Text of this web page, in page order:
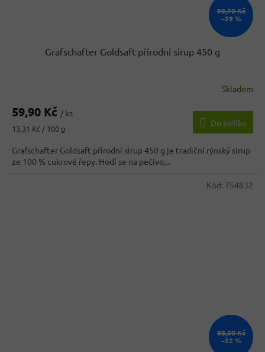
99,70 Kč
–39 %
Grafschafter Goldsaft přírodní sirup 450 g
produktu
3,8
z
5
hvězdiček.
Skladem
59,90 Kč / ks
Měrná
13,31 Kč / 100 g
Do košíku
Grafschafter Goldsaft přírodní sirup 450 g je tradiční rýnský sirup
ze 100 % cukrové řepy. Hodí se na pečivo,...
88,50 Kč
–32 %
Kód: 754832